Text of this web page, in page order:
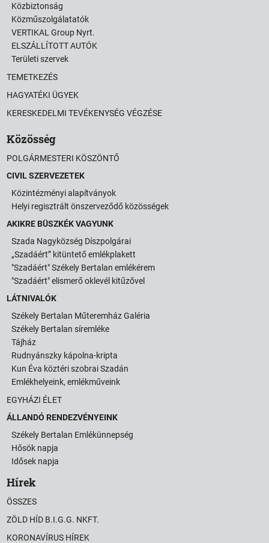
Közbiztonság
Közműszolgálatatók
VERTIKAL Group Nyrt.
ELSZÁLLÍTOTT AUTÓK
Területi szervek
TEMETKEZÉS
HAGYATÉKI ÜGYEK
KERESKEDELMI TEVÉKENYSÉG VÉGZÉSE
Közösség
POLGÁRMESTERI KÖSZÖNTŐ
CIVIL SZERVEZETEK
Közintézményi alapítványok
Helyi regisztrált önszerveződő közösségek
AKIKRE BÜSZKÉK VAGYUNK
Szada Nagyközség Díszpolgárai
„Szadáért” kitüntető emlékplakett
"Szadáért" Székely Bertalan emlékérem
"Szadáért" elismerő oklevél kitűzővel
LÁTNIVALÓK
Székely Bertalan Műteremház Galéria
Székely Bertalan síremléke
Tájház
Rudnyánszky kápolna-kripta
Kun Éva köztéri szobrai Szadán
Emlékhelyeink, emlékműveink
EGYHÁZI ÉLET
ÁLLANDÓ RENDEZVÉNYEINK
Székely Bertalan Emlékünnepség
Hősök napja
Idősek napja
Hírek
ÖSSZES
ZÖLD HÍD B.I.G.G. NKFT.
KORONAVÍRUS HÍREK